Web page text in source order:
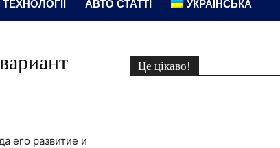
АВТО СТАТТІ УКРАЇНСЬКА
его развитие и
Це цікаво!